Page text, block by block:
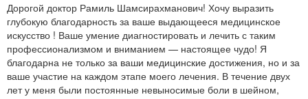
Дорогой доктор Рамиль Шамсирахманович! Хочу выразить
глубокую благодарность за ваше выдающееся медицинское
искусство ! Ваше умение диагностировать и лечить с таким
профессионализмом и вниманием — настоящее чудо! Я
благодарна не только за ваши медицинские достижения, но и за
ваше участие на каждом этапе моего лечения. В течение двух
лет у меня были постоянные невыносимые боли в шейном,